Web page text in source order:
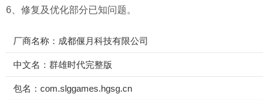
6、修复及优化部分已知问题。
厂商名称：成都偃月科技有限公司
中文名：群雄时代完整版
包名：com.slggames.hgsg.cn